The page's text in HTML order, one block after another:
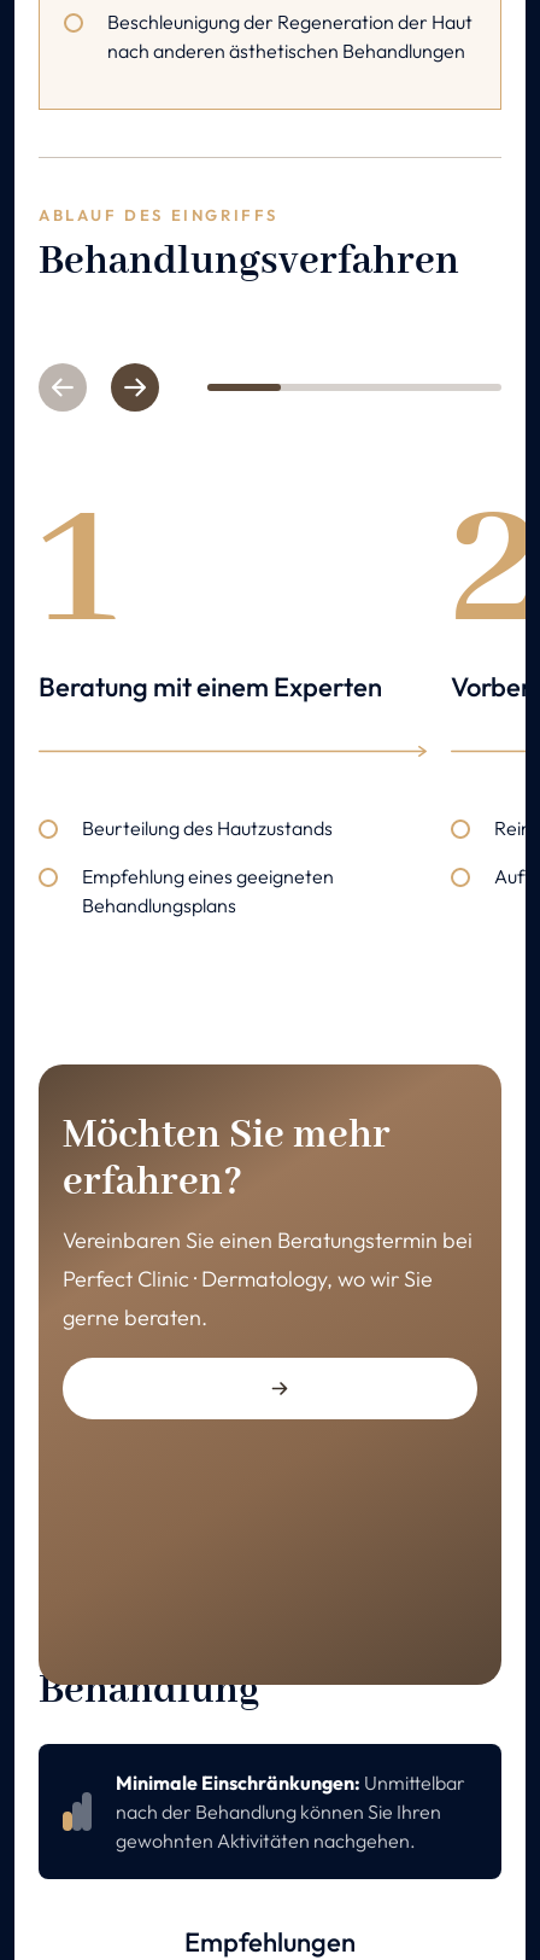
Beschleunigung der Regeneration der Haut
nach anderen ästhetischen Behandlungen
ABLAUF DES EINGRIFFS
Behandlungsverfahren
PreviousNext 1 2 3 4
1
Beratung mit einem Experten
Beurteilung des Hautzustands
Empfehlung eines geeigneten
Behandlungsplans
Möchten Sie mehr
erfahren?
Vereinbaren Sie einen Beratungstermin bei
Perfect Clinic · Dermatology, wo wir Sie
gerne beraten.
Behandlung
Minimale Einschränkungen: Unmittelbar
nach der Behandlung können Sie Ihren
gewohnten Aktivitäten nachgehen.
Empfehlungen